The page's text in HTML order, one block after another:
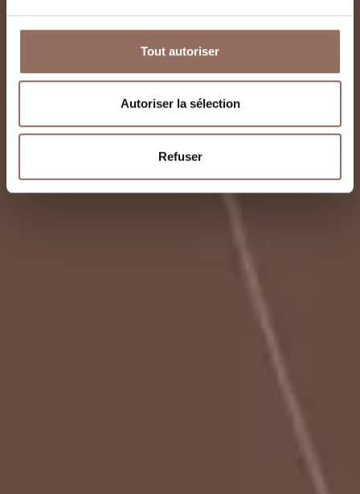
Tout autoriser
Autoriser la sélection
Refuser